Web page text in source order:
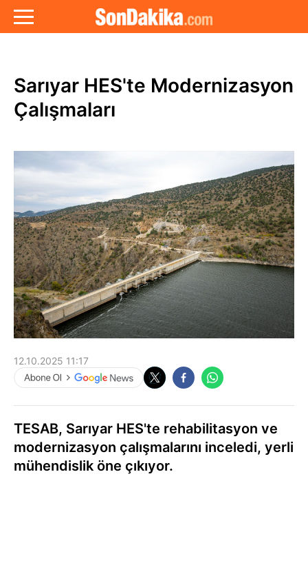
Sarıyar HES'te Modernizasyon
Çalışmaları
12.10.2025 11:17
TESAB, Sarıyar HES'te rehabilitasyon ve
modernizasyon çalışmalarını inceledi, yerli
mühendislik öne çıkıyor.